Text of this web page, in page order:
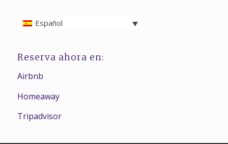
Español
Reserva ahora en:
Airbnb
Homeaway
Tripadvisor